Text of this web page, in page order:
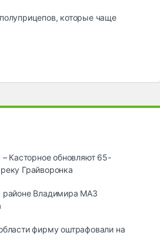
которые чаще
Касторное обновляют 65-
Грайворонка
районе Владимира МАЗ
фирму оштрафовали на